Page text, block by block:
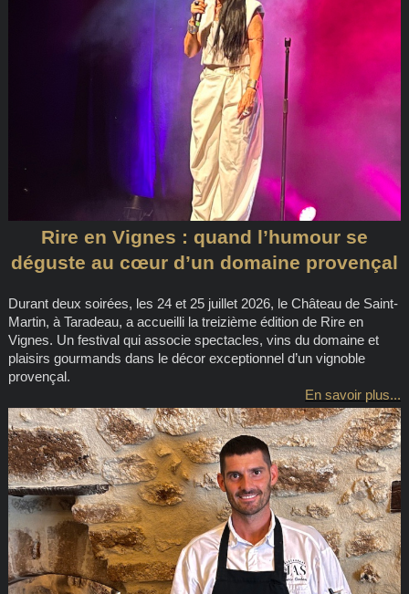
Rire en Vignes : quand l’humour se
déguste au cœur d’un domaine provençal
Durant deux soirées, les 24 et 25 juillet 2026, le Château de Saint-
Martin, à Taradeau, a accueilli la treizième édition de Rire en
Vignes. Un festival qui associe spectacles, vins du domaine et
plaisirs gourmands dans le décor exceptionnel d’un vignoble
provençal.
En savoir plus...